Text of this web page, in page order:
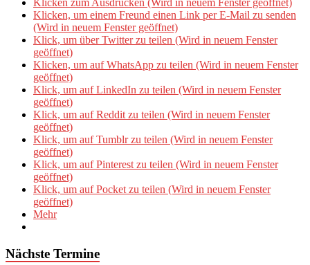
Klicken zum Ausdrucken (Wird in neuem Fenster geöffnet)
Klicken, um einem Freund einen Link per E-Mail zu senden
(Wird in neuem Fenster geöffnet)
Klick, um über Twitter zu teilen (Wird in neuem Fenster
geöffnet)
Klicken, um auf WhatsApp zu teilen (Wird in neuem Fenster
geöffnet)
Klick, um auf LinkedIn zu teilen (Wird in neuem Fenster
geöffnet)
Klick, um auf Reddit zu teilen (Wird in neuem Fenster
geöffnet)
Klick, um auf Tumblr zu teilen (Wird in neuem Fenster
geöffnet)
Klick, um auf Pinterest zu teilen (Wird in neuem Fenster
geöffnet)
Klick, um auf Pocket zu teilen (Wird in neuem Fenster
geöffnet)
Mehr
Nächste Termine